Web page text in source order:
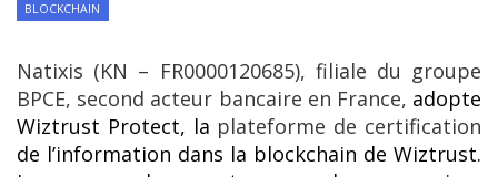
BLOCKCHAIN
Natixis (KN – FR0000120685), filiale du groupe
BPCE, second acteur bancaire en France, adopte
Wiztrust Protect, la plateforme de certification
de l’information dans la blockchain de Wiztrust.